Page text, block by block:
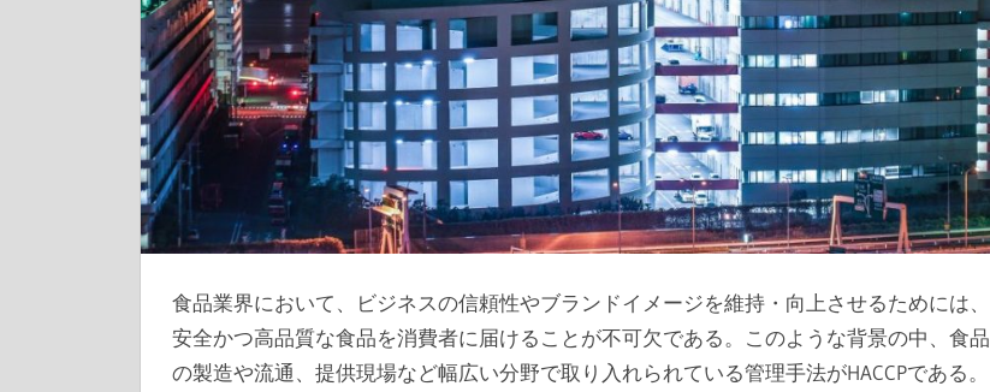
食品業界において、ビジネスの信頼性やブランドイメージを維持・向上させるためには、
安全かつ高品質な食品を消費者に届けることが不可欠である。
このような背景の中、食品
の製造や流通、提供現場など幅広い分野で取り入れられている管理手法がHACCPである。